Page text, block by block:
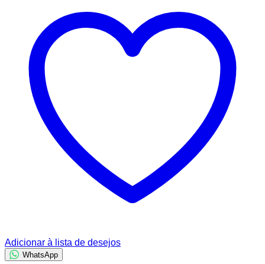
Adicionar à lista de desejos
WhatsApp